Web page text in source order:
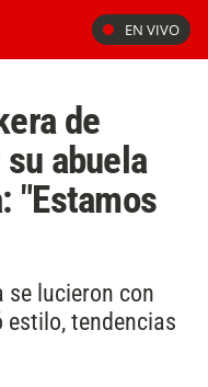
EN VIVO
de
abuela
"Estamos
se lucieron con
estilo, tendencias